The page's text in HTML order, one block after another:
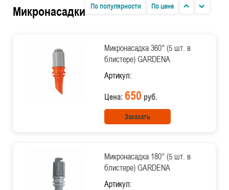
Микронасадки По популярности По цене
Микронасадка 360° (5 шт. в
блистере) GARDENA
Артикул:
Цена: 650 руб.
Заказать
Микронасадка 180° (5 шт. в
блистере) GARDENA
Артикул: